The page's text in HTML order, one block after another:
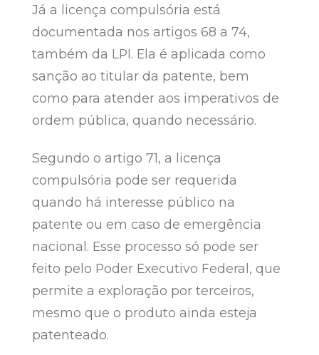
Já a licença compulsória está
documentada nos artigos 68 a 74,
também da LPI. Ela é aplicada como
sanção ao titular da patente, bem
como para atender aos imperativos de
ordem pública, quando necessário.
Segundo o artigo 71, a licença
compulsória pode ser requerida
quando há interesse público na
patente ou em caso de emergência
nacional. Esse processo só pode ser
feito pelo Poder Executivo Federal, que
permite a exploração por terceiros,
mesmo que o produto ainda esteja
patenteado.